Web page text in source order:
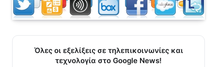
Όλες οι εξελίξεις σε τηλεπικοινωνίες και
τεχνολογία στο Google News!